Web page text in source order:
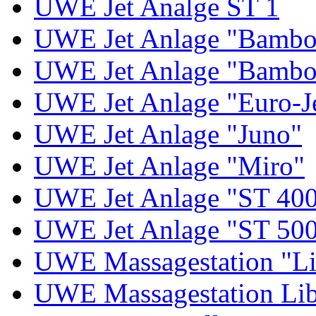
UWE Jet Analge ST 1
UWE Jet Anlage
UWE Jet Anlage
UWE Jet Anlage "Euro-
UWE Jet Anlage "Juno"
UWE Jet Anlage "Miro"
UWE Jet Anlage "ST
UWE Jet Anlage "ST
UWE Massagestation
UWE Massagestation